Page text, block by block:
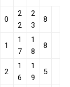
0
2
2
2
3
8
1
1
7
1
8
8
2
1
6
1
9
5